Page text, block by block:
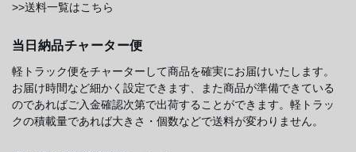
>>送料一覧はこちら
当日納品チャーター便
軽トラック便をチャーターして商品を確実にお届けいたします。
お届け時間など細かく設定できます、また商品が準備できている
のであればご入金確認次第で出荷することができます。軽トラッ
クの積載量であれば大きさ・個数などで送料が変わりません。